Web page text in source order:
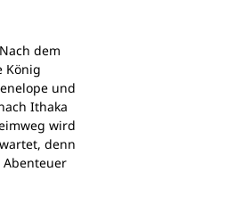
dem
König
und
Ithaka
wird
denn
Abenteuer